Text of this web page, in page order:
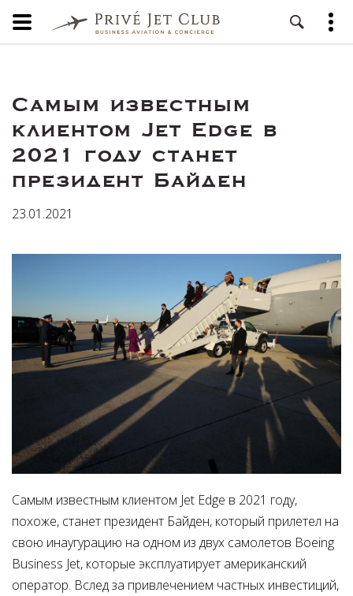
Самым известным
клиентом Jet Edge в
2021 году станет
президент Байден
23.01.2021
Самым известным клиентом Jet Edge в 2021 году,
похоже, станет президент Байден, который прилетел на
свою инаугурацию на одном из двух самолетов Boeing
Business Jet, которые эксплуатирует американский
оператор. Вслед за привлечением частных инвестиций,